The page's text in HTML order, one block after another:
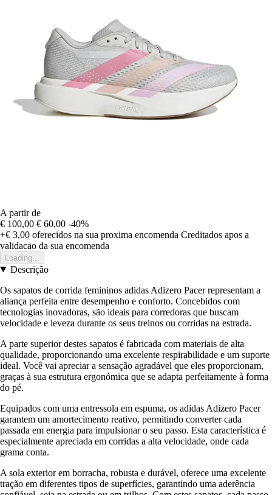
A partir de
€ 100,00 € 60,00 -40%
+€ 3,00 oferecidos na sua proxima encomenda Creditados apos a
validacao da sua encomenda
Loading...
Descrição
Os sapatos de corrida femininos adidas Adizero Pacer representam a
aliança perfeita entre desempenho e conforto. Concebidos com
tecnologias inovadoras, são ideais para corredoras que buscam
velocidade e leveza durante os seus treinos ou corridas na estrada.
A parte superior destes sapatos é fabricada com materiais de alta
qualidade, proporcionando uma excelente respirabilidade e um suporte
ideal. Você vai apreciar a sensação agradável que eles proporcionam,
graças à sua estrutura ergonómica que se adapta perfeitamente à forma
do pé.
Equipados com uma entressola em espuma, os adidas Adizero Pacer
garantem um amortecimento reativo, permitindo converter cada
passada em energia para impulsionar o seu passo. Esta característica é
especialmente apreciada em corridas a alta velocidade, onde cada
grama conta.
A sola exterior em borracha, robusta e durável, oferece uma excelente
tração em diferentes tipos de superfícies, garantindo uma aderência